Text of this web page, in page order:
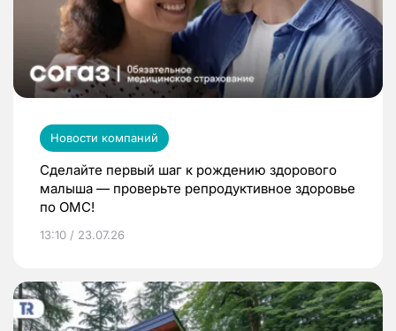
Новости компаний
Сделайте первый шаг к рождению здорового
малыша — проверьте репродуктивное здоровье
по ОМС!
13:10 / 23.07.26